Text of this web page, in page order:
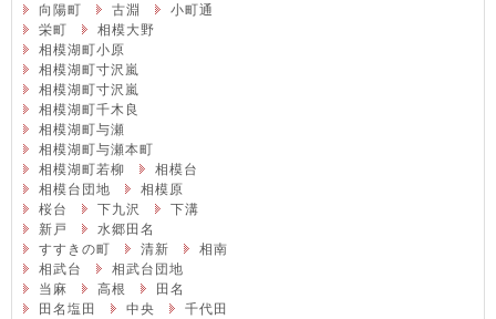
向陽町
古淵
小町通
栄町
相模大野
相模湖町小原
相模湖町寸沢嵐
相模湖町寸沢嵐
相模湖町千木良
相模湖町与瀬
相模湖町与瀬本町
相模湖町若柳
相模台
相模台団地
相模原
桜台
下九沢
下溝
新戸
水郷田名
すすきの町
清新
相南
相武台
相武台団地
当麻
高根
田名
田名塩田
中央
千代田